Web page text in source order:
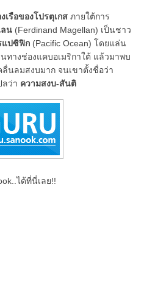
เรือของโปรตุเกส ภายใต้การ
ลน (Ferdinand Magellan) เป็นชาว
แปซิฟิก (Pacific Ocean) โดยแล่น
ทางช่องแคบอเมริกาใต้ แล้วมาพบ
นลมสงบมาก จนเขาตั้งชื่อว่า
ว่า ความสงบ-สันติ
ได้ที่นี่เลย!!